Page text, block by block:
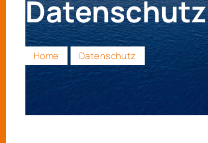
Datenschutz
Home Datenschutz